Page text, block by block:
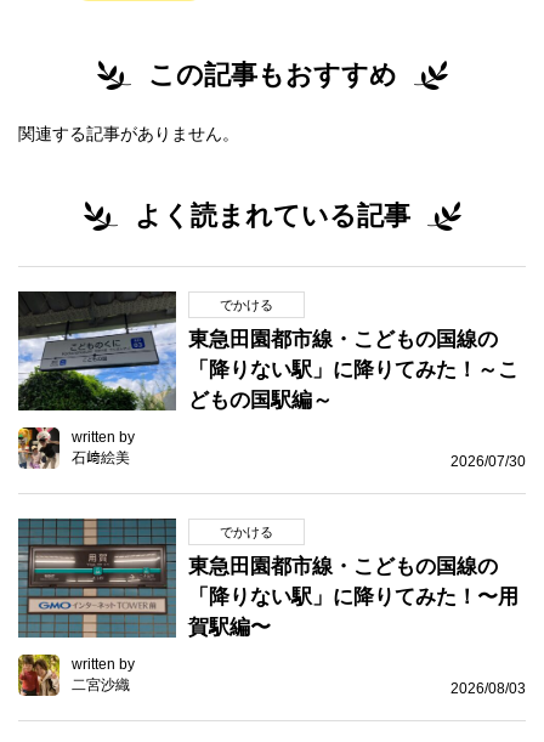
この記事もおすすめ
関連する記事がありません。
よく読まれている記事
でかける
東急田園都市線・こどもの国線の
「降りない駅」に降りてみた！～こ
どもの国駅編～
written by
石﨑絵美
2026/07/30
でかける
東急田園都市線・こどもの国線の
「降りない駅」に降りてみた！〜用
賀駅編〜
written by
二宮沙織
2026/08/03